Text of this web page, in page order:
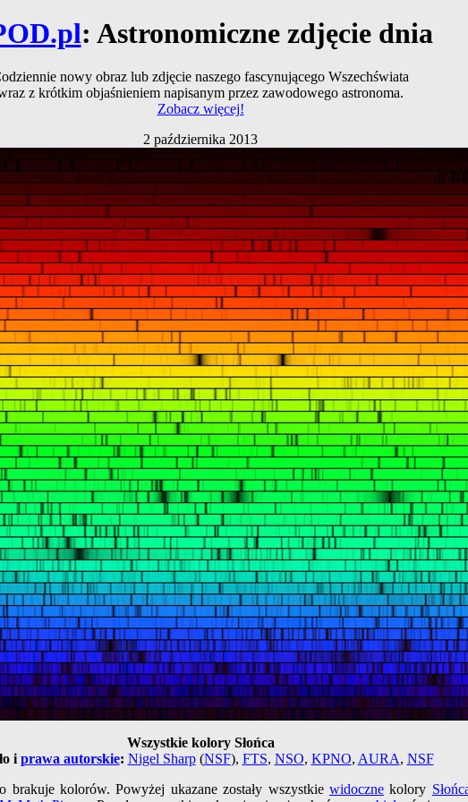
: Astronomiczne zdjęcie dnia
nowy obraz lub zdjęcie naszego fascynującego Wszechświata
z krótkim objaśnieniem napisanym przez zawodowego astronoma.
Zobacz więcej!
2 października 2013
Wszystkie kolory Słońca
i prawa autorskie: Nigel Sharp(NSF), FTS, NSO, KPNO, AURA, NSF
brakuje kolorów. Powyżej ukazane zostały wszystkie widocznekolory